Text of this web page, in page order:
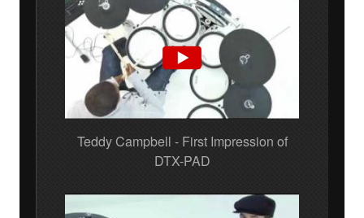
Teddy Campbell - First Impression of
DTX-PAD